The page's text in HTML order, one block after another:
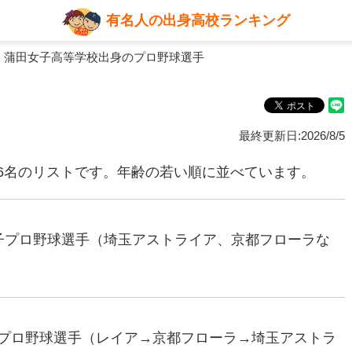
有名人の出身高校ランキング
田女子高等学校出身のプロ野球選手
最終更新日:2026/8/5
のリストです。年齢の若い順に並べています。
ロ野球選手（埼玉アストライア、京都フローラな
ロ野球選手（レイア→京都フローラ→埼玉アストラ